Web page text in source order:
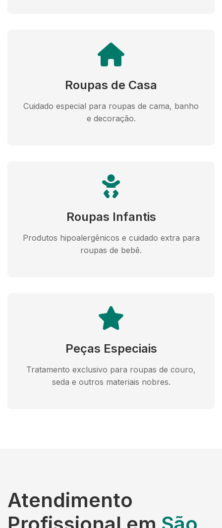
Roupas de Casa
Cuidado especial para roupas de cama, banho
e decoração.
Roupas Infantis
Produtos hipoalergênicos e cuidado extra para
roupas de bebê.
Peças Especiais
Tratamento exclusivo para roupas de couro,
seda e outros materiais nobres.
Atendimento